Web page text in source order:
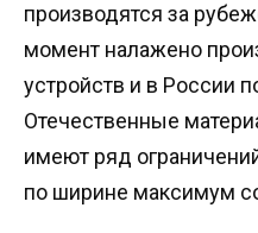
производятся за
момент налажено
устройств и в России
Отечественные
имеют ряд
по ширине максимум